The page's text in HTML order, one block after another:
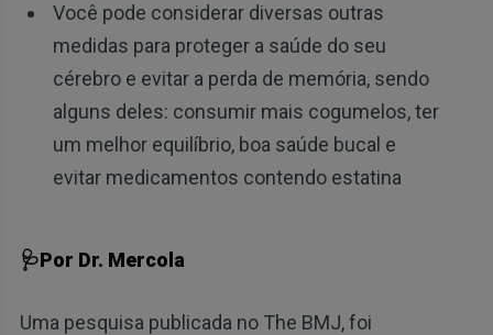
Você pode considerar diversas outras
medidas para proteger a saúde do seu
cérebro e evitar a perda de memória, sendo
alguns deles: consumir mais cogumelos, ter
um melhor equilíbrio, boa saúde bucal e
evitar medicamentos contendo estatina
🩺Por Dr. Mercola
Uma pesquisa publicada no The BMJ, foi